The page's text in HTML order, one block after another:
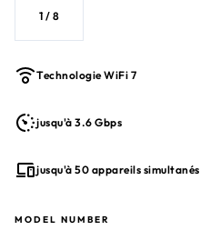
1 / 8
Technologie WiFi 7
jusqu'à 3.6 Gbps
jusqu'à 50 appareils simultanés
MODEL NUMBER